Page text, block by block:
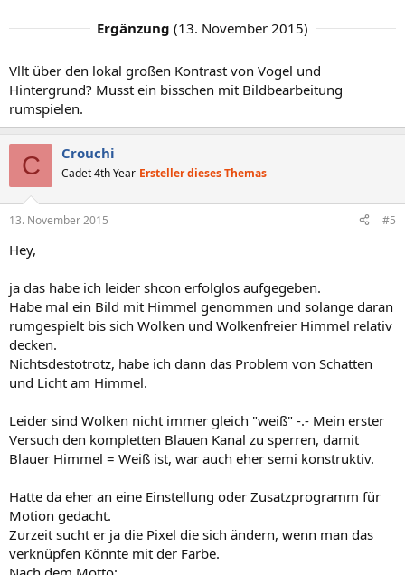
Ergänzung (13. November 2015)
Vllt über den lokal großen Kontrast von Vogel und
Hintergrund? Musst ein bisschen mit Bildbearbeitung
rumspielen.
C Crouchi
Cadet 4th Year Ersteller dieses Themas
13. November 2015 #5
Hey,
ja das habe ich leider shcon erfolglos aufgegeben.
Habe mal ein Bild mit Himmel genommen und solange daran
rumgespielt bis sich Wolken und Wolkenfreier Himmel relativ
decken.
Nichtsdestotrotz, habe ich dann das Problem von Schatten
und Licht am Himmel.
Leider sind Wolken nicht immer gleich "weiß" -.- Mein erster
Versuch den kompletten Blauen Kanal zu sperren, damit
Blauer Himmel = Weiß ist, war auch eher semi konstruktiv.
Hatte da eher an eine Einstellung oder Zusatzprogramm für
Motion gedacht.
Zurzeit sucht er ja die Pixel die sich ändern, wenn man das
verknüpfen Könnte mit der Farbe.